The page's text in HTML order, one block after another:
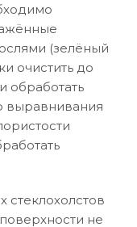
(зелёный
очистить до
обработать
выравнивания
не